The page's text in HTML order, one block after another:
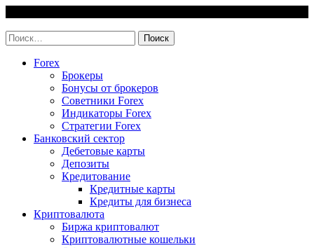
content
Найти:
Forex
Брокеры
Бонусы от брокеров
Советники Forex
Индикаторы Forex
Стратегии Forex
Банковский сектор
Дебетовые карты
Депозиты
Кредитование
Кредитные карты
Кредиты для бизнеса
Криптовалюта
Биржа криптовалют
Криптовалютные кошельки